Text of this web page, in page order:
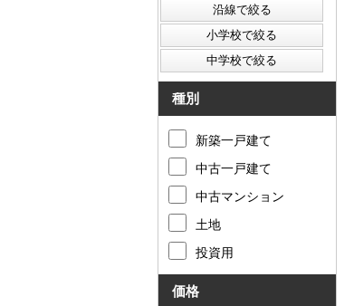
種別
新築一戸建て
中古一戸建て
中古マンション
土地
投資用
価格